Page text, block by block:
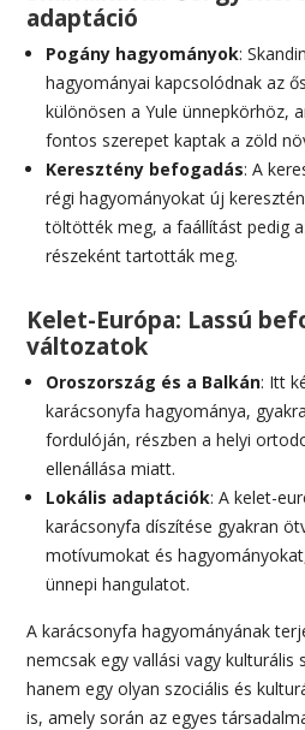
adaptáció
Pogány hagyományok:
hagyományai kapcsolódnak az
különösen a Yule ünnepkörhöz,
fontos szerepet kaptak a zöld
Keresztény befogadás: A
régi hagyományokat új
töltötték meg, a faállítást pedig
részeként tartották meg.
Kelet-Európa: Lassú
változatok
Oroszország és a Balkán: Itt
karácsonyfa hagyománya,
fordulóján, részben a helyi
ellenállása miatt.
Lokális adaptációk: A kelet-
karácsonyfa díszítése gyakran
motívumokat és
ünnepi hangulatot.
A karácsonyfa hagyományának
nemcsak egy vallási vagy
hanem egy olyan szociális és
is, amely során az egyes